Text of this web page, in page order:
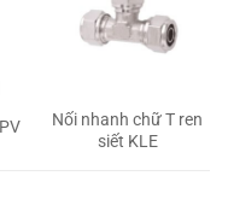
Nối nhanh chữ T ren
siết KLE